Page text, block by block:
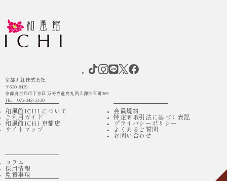
京都丸紅株式会社
〒600-8429
京都府京都市下京区 万寿寺通烏丸西入御供石町369
TEL：075-342-3330
和風館ICHI について
ご利用ガイド
和風館ICHI 京都店
サイトマップ
会員規約
特定商取引法に基づく表記
プライバシーポリシー
よくあるご質問
お問い合わせ
コラム
採用情報
免責事項